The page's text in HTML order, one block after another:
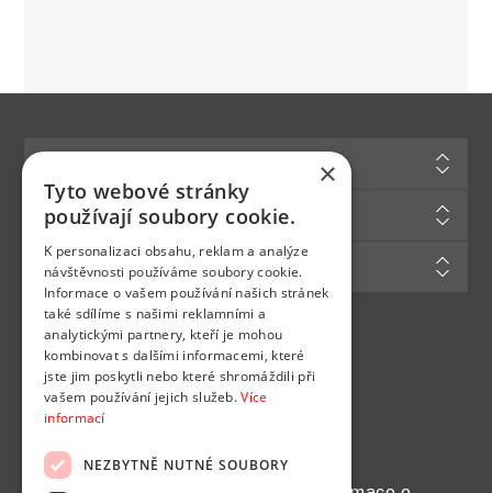
Zákaznická podpora
Můj účet
Najdete nás na
×
Tyto webové stránky
používají soubory cookie.
K personalizaci obsahu, reklam a analýze
návštěvnosti používáme soubory cookie.
Informace o vašem používání našich stránek
také sdílíme s našimi reklamními a
analytickými partnery, kteří je mohou
kombinovat s dalšími informacemi, které
jste jim poskytli nebo které shromáždili při
vašem používání jejich služeb.Více
informací
NEZBYTNĚ NUTNÉ SOUBORY